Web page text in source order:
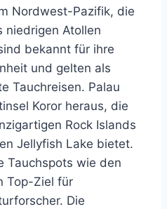
Nordwest-Pazifik, die
niedrigen Atollen
bekannt für ihre
und gelten als
Tauchreisen. Palau
Koror heraus, die
Rock Islands
Jellyfish Lake bietet.
Tauchspots wie den
Top-Ziel für
Die